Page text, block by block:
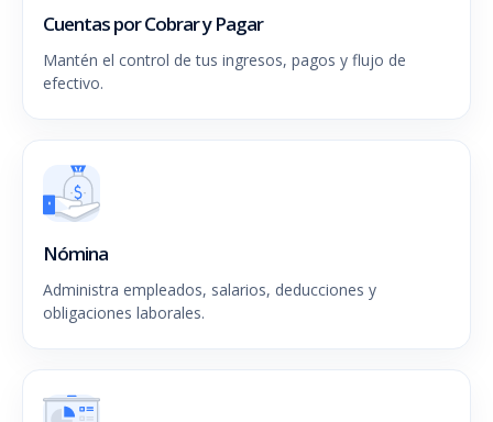
Cuentas por Cobrar y Pagar
Mantén el control de tus ingresos, pagos y flujo de
efectivo.
Nómina
Administra empleados, salarios, deducciones y
obligaciones laborales.